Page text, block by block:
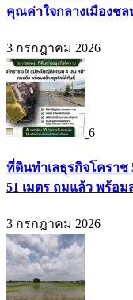
คุณค่าใจกลางเมืองชล
3 กรกฎาคม 2026
6
ที่ดินทำเลธุรกิจโคราช
51 เมตร ถมแล้ว พร้อ
3 กรกฎาคม 2026